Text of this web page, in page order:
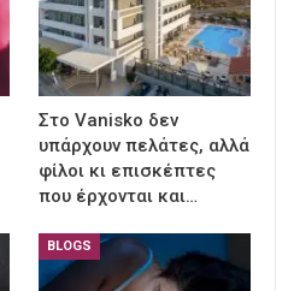
Στο Vanisko δεν
υπάρχουν πελάτες, αλλά
φίλοι κι επισκέπτες
που έρχονται και…
BLOGS